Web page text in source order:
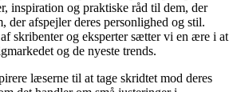
inspiration og praktiske råd til dem, der
der afspejler deres personlighed og stil.
skribenter og eksperter sætter vi en ære i at
og de nyeste trends.
læserne til at tage skridtet mod deres